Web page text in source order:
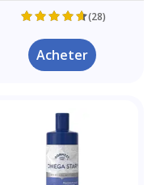
(28)
Acheter